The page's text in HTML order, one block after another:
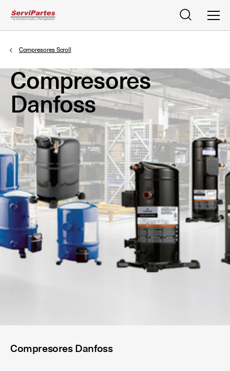
Buscar
Compresores Scroll
Compresores
Danfoss
Compresores Danfoss